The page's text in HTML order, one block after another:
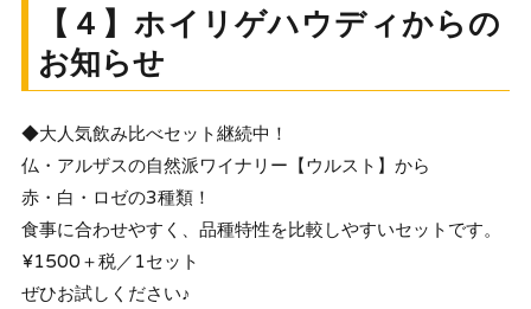
【４】ホイリゲハウディからの
お知らせ
◆大人気飲み比べセット継続中！
仏・アルザスの自然派ワイナリー【ウルスト】から
赤・白・ロゼの3種類！
食事に合わせやすく、品種特性を比較しやすいセットです。
¥1500＋税／1セット
ぜひお試しください♪